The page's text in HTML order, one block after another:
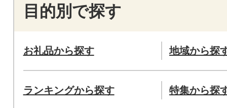
目的別で探す
お礼品から探す 地域から探
ランキングから探す 特集から探